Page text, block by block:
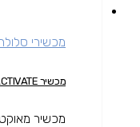
מכשירי
מכשיר IPHONE 11 PRO MAX 256GB BLACK ACTIVATE
מכשיר